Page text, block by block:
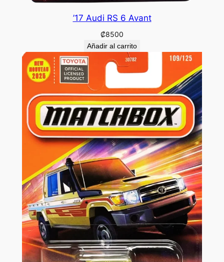
’17 Audi RS 6 Avant
₡8500
Añadir al carrito